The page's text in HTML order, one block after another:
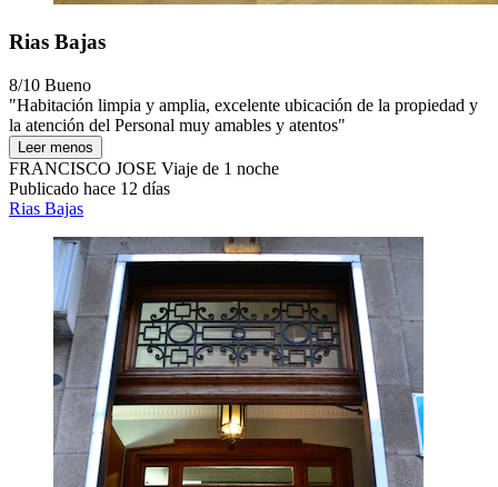
Rias Bajas
8/10 Bueno
"Habitación limpia y amplia, excelente ubicación de la propiedad y
la atención del Personal muy amables y atentos"
Leer menos
FRANCISCO JOSE Viaje de 1 noche
Publicado hace 12 días
Rias Bajas